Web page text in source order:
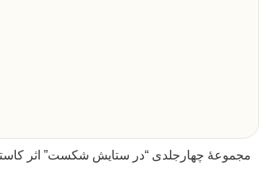
مجموعۀ چهارجلدی “در ستایش شکست” اثر